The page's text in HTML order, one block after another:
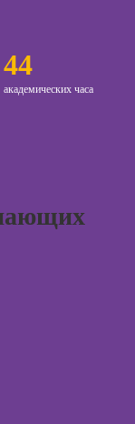
Курсы
Курсы
Курсы по
поисковой
44
академических часа